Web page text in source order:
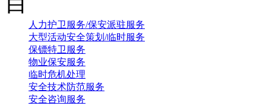
人力护卫服务/保安派驻服务
大型活动安全策划/临时服务
保镖特卫服务
物业保安服务
临时危机处理
安全技术防范服务
安全咨询服务